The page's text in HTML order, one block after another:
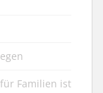
Familien ist